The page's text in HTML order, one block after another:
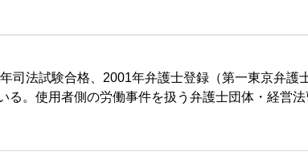
司法試験合格、2001年弁護士登録（第一東京弁護
。使用者側の労働事件を扱う弁護士団体・経営法